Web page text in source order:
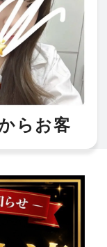
らお客
都合に
ができ